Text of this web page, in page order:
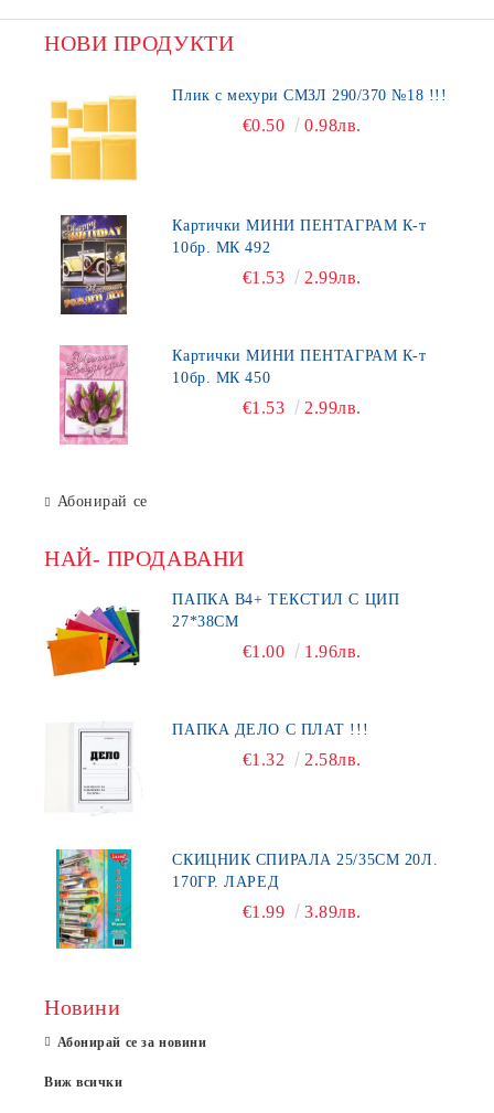
НОВИ ПРОДУКТИ
Плик с мехури СМЗЛ 290/370 №18 !!!
€0.50 0.98лв.
Картички МИНИ ПЕНТАГРАМ К-т
10бр. МК 492
€1.53 2.99лв.
Картички МИНИ ПЕНТАГРАМ К-т
10бр. МК 450
€1.53 2.99лв.
Абонирай се
НАЙ- ПРОДАВАНИ
ПАПКА В4+ ТЕКСТИЛ С ЦИП
27*38СМ
€1.00 1.96лв.
ПАПКА ДЕЛО С ПЛАТ !!!
€1.32 2.58лв.
СКИЦНИК СПИРАЛА 25/35СМ 20Л.
170ГР. ЛАРЕД
€1.99 3.89лв.
Новини
Абонирай се за новини
Виж всички